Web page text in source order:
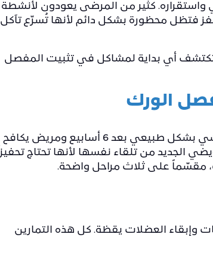
كثير من المرضى يعودون لأنشطة
فتظل محظورة بشكل دائم لأنها تُسرّع تآكل
هذه المتابعة تكتشف أي بداية لمشاكل في تثبيت المفصل
الورك
التمارين بعد عملية تبديل مفصل الورك ليست اختيارية ، وهي الفارق بين مريض يمشي بشكل طبيعي بعد 6 أسابيع ومريض يكافح
الجديد من تلقاء نفسها لأنها تحتاج تحفيزاً
مقسّماً على ثلاث مراحل واضحة.
وإبقاء العضلات يقظة. كل هذه التمارين